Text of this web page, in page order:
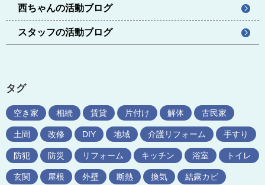
西ちゃんの活動ブログ
スタッフの活動ブログ
タグ
空き家 相続 賃貸 片付け 解体 古民家
土間 改修 DIY 地域 介護リフォーム 手すり
防犯 防災 リフォーム キッチン 浴室 トイレ
玄関 屋根 外壁 断熱 換気 結露カビ